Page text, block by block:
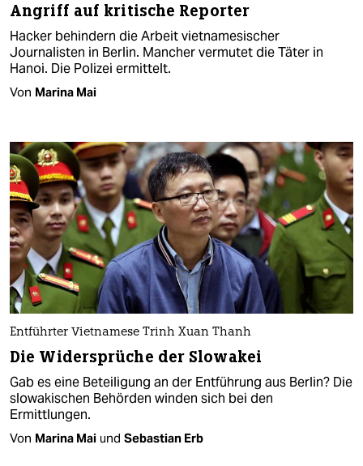
Angriff auf kritische Reporter
Hacker behindern die Arbeit vietnamesischer
Journalisten in Berlin. Mancher vermutet die Täter in
Hanoi. Die Polizei ermittelt.
Von Marina Mai
Entführter Vietnamese Trinh Xuan Thanh
Die Widersprüche der Slowakei
Gab es eine Beteiligung an der Entführung aus Berlin? Die
slowakischen Behörden winden sich bei den
Ermittlungen.
Von Marina Mai und Sebastian Erb